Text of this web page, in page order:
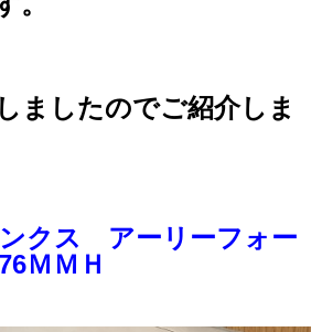
ましたのでご紹介しま
クス アーリーフォー
ＭＭＨ